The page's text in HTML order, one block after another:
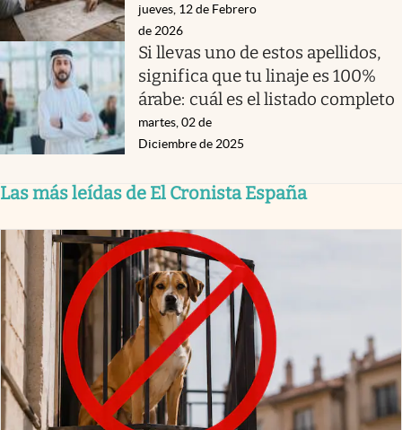
jueves, 12 de Febrero
de 2026
Si llevas uno de estos apellidos,
significa que tu linaje es 100%
árabe: cuál es el listado completo
martes, 02 de
Diciembre de 2025
Las más leídas de El Cronista España